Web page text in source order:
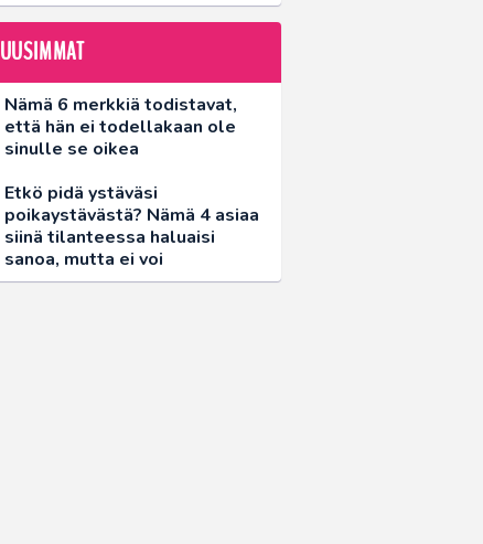
UUSIMMAT
Nämä 6 merkkiä todistavat,
että hän ei todellakaan ole
sinulle se oikea
Etkö pidä ystäväsi
poikaystävästä? Nämä 4 asiaa
siinä tilanteessa haluaisi
sanoa, mutta ei voi